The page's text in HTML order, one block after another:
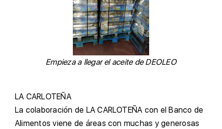
Empieza a llegar el aceite de DEOLEO
LA CARLOTEÑA
La colaboración de LA CARLOTEÑA con el Banco de
Alimentos viene de áreas con muchas y generosas